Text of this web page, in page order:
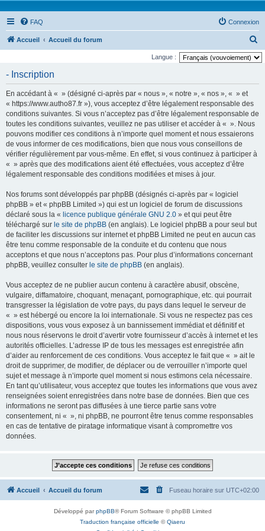
FAQ Connexion
Accueil Accueil du forum
e
Langue :
- Inscription
En accédant à « » (désigné ci-après par « nous », « notre », « nos », « » et
« https://www.autho87.fr »), vous acceptez d’être légalement responsable des
conditions suivantes. Si vous n’acceptez pas d’être légalement responsable de
toutes les conditions suivantes, veuillez ne pas utiliser et accéder à « ». Nous
pouvons modifier ces conditions à n’importe quel moment et nous essaierons
de vous informer de ces modifications, bien que nous vous conseillons de
vérifier régulièrement par vous-même. En effet, si vous continuez à participer à
« » après que des modifications aient été effectuées, vous acceptez d’être
légalement responsable des conditions modifiées et mises à jour.
Nos forums sont développés par phpBB (désignés ci-après par « logiciel
phpBB » et « phpBB Limited ») qui est un logiciel de forum de discussions
déclaré sous la « licence publique générale GNU 2.0 » et qui peut être
téléchargé sur le site de phpBB (en anglais). Le logiciel phpBB a pour seul but
de faciliter les discussions sur internet et phpBB Limited ne peut en aucun cas
être tenu comme responsable de la conduite et du contenu que nous
acceptons et que nous n’acceptons pas. Pour plus d’informations concernant
phpBB, veuillez consulter le site de phpBB (en anglais).
Vous acceptez de ne publier aucun contenu à caractère abusif, obscène,
vulgaire, diffamatoire, choquant, menaçant, pornographique, etc. qui pourrait
transgresser la législation de votre pays, du pays dans lequel le serveur de
« » est hébergé ou encore la loi internationale. Si vous ne respectez pas ces
dispositions, vous vous exposez à un bannissement immédiat et définitif et
nous nous réservons le droit d’avertir votre fournisseur d’accès à internet et les
autorités officielles. L’adresse IP de tous les messages est enregistrée afin
d’aider au renforcement de ces conditions. Vous acceptez le fait que « » ait le
droit de supprimer, de modifier, de déplacer ou de verrouiller n’importe quel
sujet et message à n’importe quel moment si nous estimons cela nécessaire.
En tant qu’utilisateur, vous acceptez que toutes les informations que vous avez
renseignées soient enregistrées dans notre base de données. Bien que ces
informations ne seront pas diffusées à une tierce partie sans votre
consentement, ni « », ni phpBB, ne pourront être tenus comme responsables
en cas de tentative de piratage informatique visant à compromettre vos
données.
Accueil Accueil du forum Fuseau horaire sur UTC+02:00
Développé parphpBB® Forum Software © phpBB Limited
Traduction française officielle ©Qiaeru